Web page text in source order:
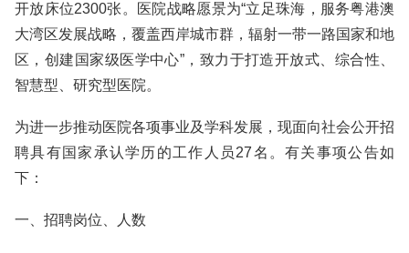
开放床位2300张。医院战略愿景为“立足珠海，服务粤港澳
大湾区发展战略，覆盖西岸城市群，辐射一带一路国家和地
区，创建国家级医学中心”，致力于打造开放式、综合性、
智慧型、研究型医院。
为进一步推动医院各项事业及学科发展，现面向社会公开招
聘具有国家承认学历的工作人员27名。有关事项公告如
下：
一、招聘岗位、人数